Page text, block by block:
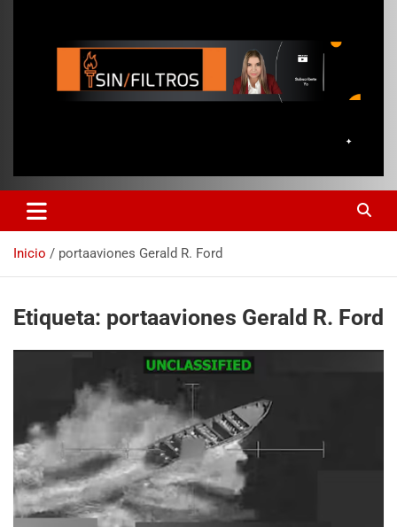
Inicio portaaviones Gerald R. Ford
Etiqueta: portaaviones Gerald R. Ford